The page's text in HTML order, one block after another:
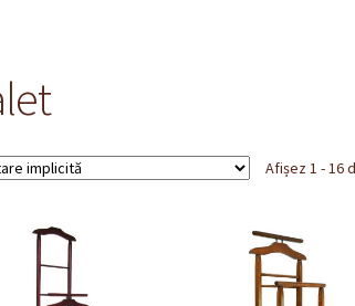
si conditii
Afișez 1 - 16